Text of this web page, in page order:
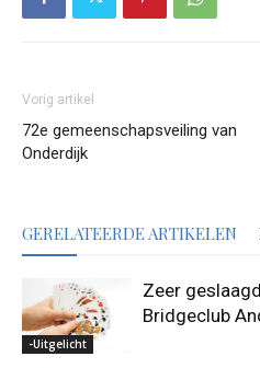
Vorig artikel
72e gemeenschapsveiling van
Onderdijk
GERELATEERDE ARTIKELEN
-Uitgelicht
Zeer
Bridgeclub